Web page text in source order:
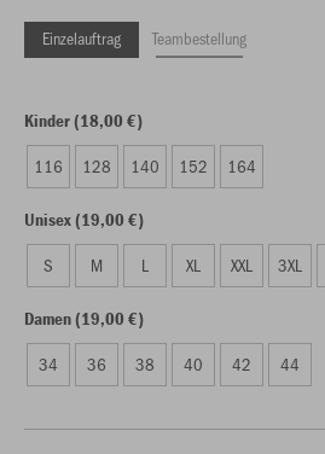
Einzelauftrag Teambestellung
Kinder (18,00 €)
116 128 140 152 164
Unisex (19,00 €)
S M L XL XXL 3XL
Damen (19,00 €)
34 36 38 40 42 44